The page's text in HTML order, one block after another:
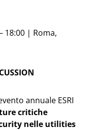
18:00 | Roma,
annuale ESRI
critiche
nelle utilities